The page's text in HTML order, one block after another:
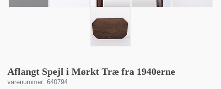
Aflangt Spejl i Mørkt Træ fra 1940erne
varenummer: 640794